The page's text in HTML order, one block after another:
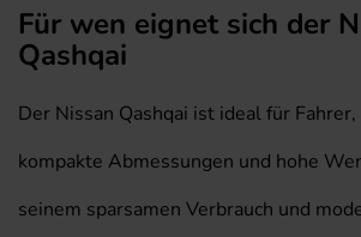
Für wen eignet sich der
Qashqai
Der Nissan Qashqai ist ideal für
kompakte Abmessungen und hohe
seinem sparsamen Verbrauch und